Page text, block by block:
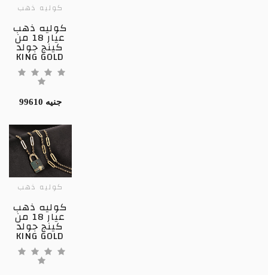
كوليه ذهب
كوليه ذهب
عيار 18 من
كينج جولد
KING GOLD
99610 جنيه
كوليه ذهب
كوليه ذهب
عيار 18 من
كينج جولد
KING GOLD